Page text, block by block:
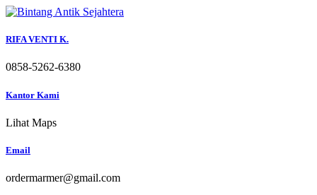
Skip
content
RIFA VENTI K.
0858-5262-6380
Kantor Kami
Lihat Maps
Email
ordermarmer@gmail.com